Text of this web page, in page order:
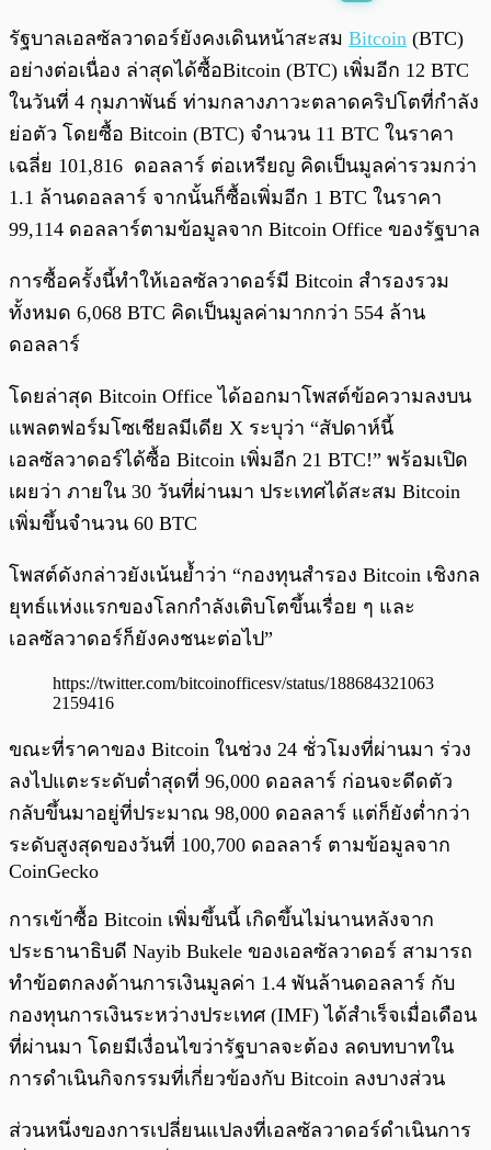
พร้อมเล่น
รัฐบาลเอลซัลวาดอร์ยังคงเดินหน้าสะสม Bitcoin (BTC)
อย่างต่อเนื่อง ล่าสุดได้ซื้อBitcoin (BTC) เพิ่มอีก 12 BTC
ในวันที่ 4 กุมภาพันธ์ ท่ามกลางภาวะตลาดคริปโตที่กำลัง
ย่อตัว โดยซื้อ Bitcoin (BTC) จำนวน 11 BTC ในราคา
เฉลี่ย 101,816 ดอลลาร์ ต่อเหรียญ คิดเป็นมูลค่ารวมกว่า
1.1 ล้านดอลลาร์ จากนั้นก็ซื้อเพิ่มอีก 1 BTC ในราคา
99,114 ดอลลาร์ตามข้อมูลจาก Bitcoin Office ของรัฐบาล
การซื้อครั้งนี้ทำให้เอลซัลวาดอร์มี Bitcoin สำรองรวม
ทั้งหมด 6,068 BTC คิดเป็นมูลค่ามากกว่า 554 ล้าน
ดอลลาร์
โดยล่าสุด Bitcoin Office ได้ออกมาโพสต์ข้อความลงบน
แพลตฟอร์มโซเชียลมีเดีย X ระบุว่า “สัปดาห์นี้
เอลซัลวาดอร์ได้ซื้อ Bitcoin เพิ่มอีก 21 BTC!” พร้อมเปิด
เผยว่า ภายใน 30 วันที่ผ่านมา ประเทศได้สะสม Bitcoin
เพิ่มขึ้นจำนวน 60 BTC
โพสต์ดังกล่าวยังเน้นย้ำว่า “กองทุนสำรอง Bitcoin เชิงกล
ยุทธ์แห่งแรกของโลกกำลังเติบโตขึ้นเรื่อย ๆ และ
เอลซัลวาดอร์ก็ยังคงชนะต่อไป”
https://twitter.com/bitcoinofficesv/status/188684321063
2159416
ขณะที่ราคาของ Bitcoin ในช่วง 24 ชั่วโมงที่ผ่านมา ร่วง
ลงไปแตะระดับต่ำสุดที่ 96,000 ดอลลาร์ ก่อนจะดีดตัว
กลับขึ้นมาอยู่ที่ประมาณ 98,000 ดอลลาร์ แต่ก็ยังต่ำกว่า
ระดับสูงสุดของวันที่ 100,700 ดอลลาร์ ตามข้อมูลจาก
CoinGecko
การเข้าซื้อ Bitcoin เพิ่มขึ้นนี้ เกิดขึ้นไม่นานหลังจาก
ประธานาธิบดี Nayib Bukele ของเอลซัลวาดอร์ สามารถ
ทำข้อตกลงด้านการเงินมูลค่า 1.4 พันล้านดอลลาร์ กับ
กองทุนการเงินระหว่างประเทศ (IMF) ได้สำเร็จเมื่อเดือน
ที่ผ่านมา โดยมีเงื่อนไขว่ารัฐบาลจะต้อง ลดบทบาทใน
การดำเนินกิจกรรมที่เกี่ยวข้องกับ Bitcoin ลงบางส่วน
ส่วนหนึ่งของการเปลี่ยนแปลงที่เอลซัลวาดอร์ดำเนินการ